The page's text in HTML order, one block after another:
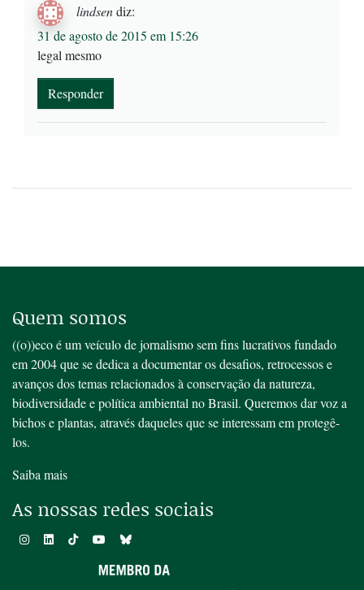
lindsendiz:
31 de agosto de 2015 em 15:26
legal mesmo
Responder
Quem somos
((o))eco é um veículo de jornalismo sem fins lucrativos fundado
em 2004 que se dedica a documentar os desafios, retrocessos e
avanços dos temas relacionados à conservação da natureza,
biodiversidade e política ambiental no Brasil. Queremos dar voz a
bichos e plantas, através daqueles que se interessam em protegê-
los.
Saiba mais
As nossas redes sociais